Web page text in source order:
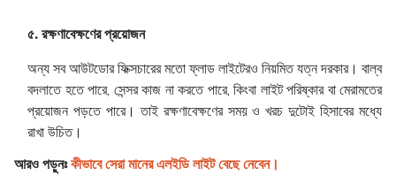
৫. রক্ষণাবেক্ষণের প্রয়োজন
অন্য সব আউটডোর ফিক্সচারের মতো ফ্লাড লাইটেরও নিয়মিত যত্ন দরকার। বাল্ব
বদলাতে হতে পারে, সেন্সর কাজ না করতে পারে, কিংবা লাইট পরিষ্কার বা মেরামতের
প্রয়োজন পড়তে পারে। তাই রক্ষণাবেক্ষণের সময় ও খরচ দুটোই হিসাবের মধ্যে
রাখা উচিত।
আরও পড়ুনঃ কীভাবে সেরা মানের এলইডি লাইট বেছে নেবেন।